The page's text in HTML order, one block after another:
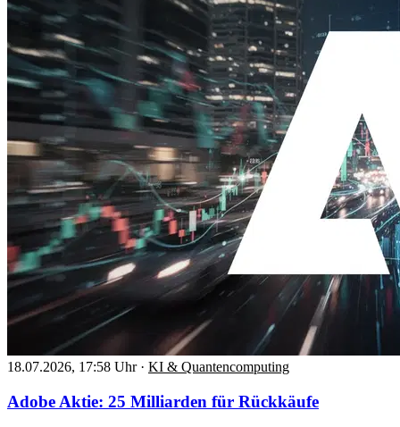
18.07.2026, 17:58 Uhr · KI & Quantencomputing
Adobe Aktie: 25 Milliarden für Rückkäufe